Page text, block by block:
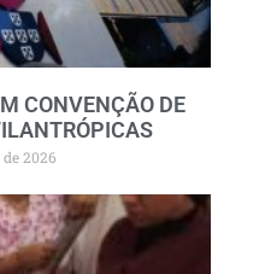
CONVENÇÃO DE
2026